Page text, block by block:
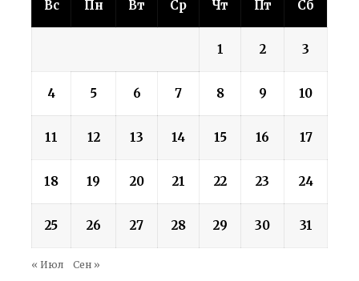
Вс Пн Вт Ср Чт Пт Сб
1 2 3
4 5 6 7 8 9 10
11 12 13 14 15 16 17
18 19 20 21 22 23 24
25 26 27 28 29 30 31
« Июл Сен »